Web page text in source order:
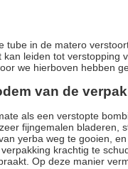
tube in de matero
leiden tot
we hierboven hebben
van de
als een verstopte
fijngemalen bladeren,
yerba weg te gooien,
krachtig te
Op deze manier